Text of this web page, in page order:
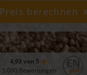
Preis berechnen
4,93 von 5
5.090 Bewertungen